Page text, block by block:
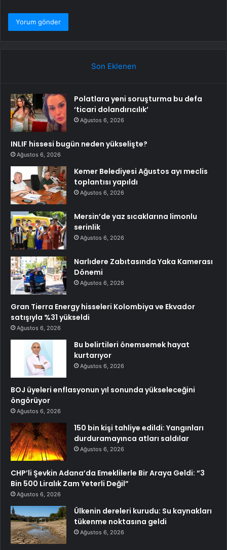
Son Eklenen
Polatlara yeni soruşturma bu defa
‘ticari dolandırıcılık’
Ağustos 6, 2026
INLIF hissesi bugün neden yükselişte?
Ağustos 6, 2026
Kemer Belediyesi Ağustos ayı meclis
toplantısı yapıldı
Ağustos 6, 2026
Mersin’de yaz sıcaklarına limonlu
serinlik
Ağustos 6, 2026
Narlıdere Zabıtasında Yaka Kamerası
Dönemi
Ağustos 6, 2026
Gran Tierra Energy hisseleri Kolombiya ve Ekvador
satışıyla %31 yükseldi
Ağustos 6, 2026
Bu belirtileri önemsemek hayat
kurtarıyor
Ağustos 6, 2026
BOJ üyeleri enflasyonun yıl sonunda yükseleceğini
öngörüyor
Ağustos 6, 2026
150 bin kişi tahliye edildi: Yangınları
durduramayınca atları saldılar
Ağustos 6, 2026
CHP’li Şevkin Adana’da Emeklilerle Bir Araya Geldi: “3
Bin 500 Liralık Zam Yeterli Değil”
Ağustos 6, 2026
Ülkenin dereleri kurudu: Su kaynakları
tükenme noktasına geldi
Ağustos 6, 2026